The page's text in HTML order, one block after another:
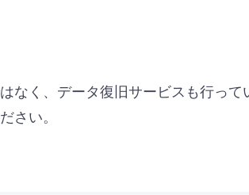
なく、データ復旧サービスも行っ
さい。